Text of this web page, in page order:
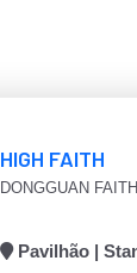
HIGH FAITH
DONGGUAN
Pavilhão |